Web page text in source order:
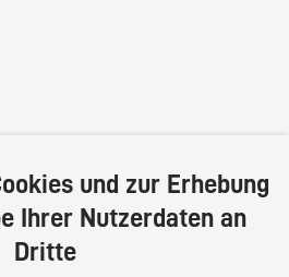
hinweg: gegründet in
und zur Erhebung
Ihrer Nutzerdaten an
Dritte